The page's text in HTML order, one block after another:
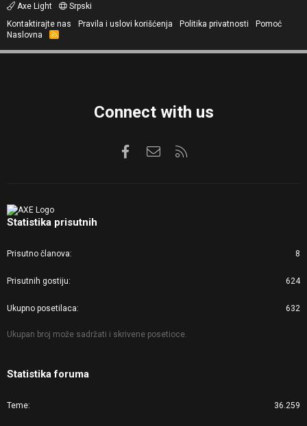
Axe Light
Srpski
Kontaktirajte nas
Pravila i uslovi korišćenja Politika privatnosti
Pomoć
Naslovna
R
S
Connect with us
FacebookKontaktirajte nas
Statistika prisutnih
Prisutno članova 8
Prisutnih gostiju 624
Ukupno posetilaca 632
Ukupan broj može sadržati i skrivene posetioce.
Statistika foruma
Teme 36.259